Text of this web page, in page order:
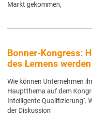
Markt gekommen,
Bonner-Kongress:
des Lernens werden
Wie können Unternehmen
Hauptthema auf dem
Intelligente Qualifizierung''.
der Diskussion